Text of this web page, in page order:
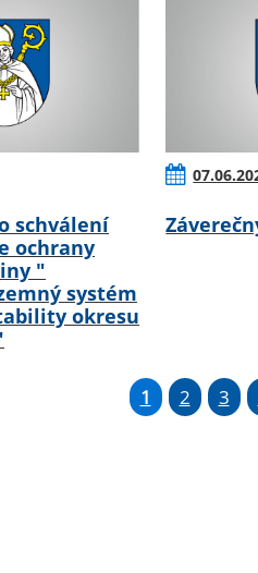
schválení
ochrany
"
systém
okresu
1 2 3